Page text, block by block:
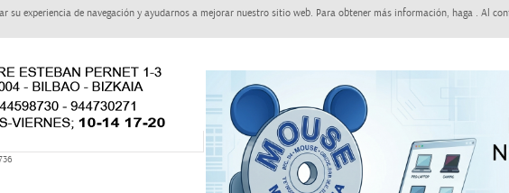
su experiencia de navegación y ayudarnos a mejorar nuestro sitio web. Para obtener más información, haga . Al